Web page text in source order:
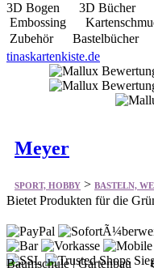
3D Bogen 3D Bücher
Embossing
Zubehör Bastelbücher
tinaskartenkiste.de
Meyer
SPORT, HOBBY > BASTELN,
Bietet Produkten für die
Baumschule | Gartenbau